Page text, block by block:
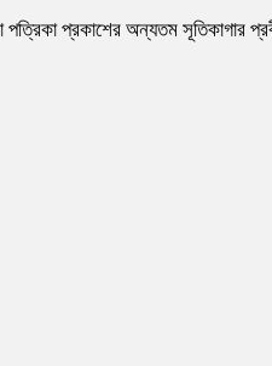
প্রকাশের অন্যতম সূতিকাগার